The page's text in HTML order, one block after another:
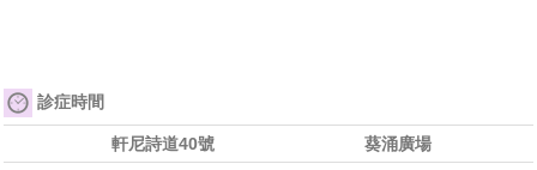
診症時間
軒尼詩道40號
葵涌廣場